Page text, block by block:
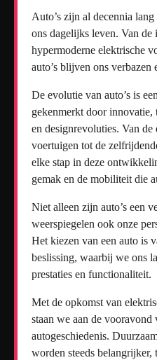
Auto’s zijn al decennia
ons dagelijks leven. Van de
hypermoderne elektrische
auto’s blijven ons verbazen
De evolutie van auto’s is
gekenmerkt door
en designrevoluties. Van de
voertuigen tot de
elke stap in deze
gemak en de mobiliteit die
Niet alleen zijn auto’s een
weerspiegelen ook onze
Het kiezen van een auto is
beslissing, waarbij we ons
prestaties en functionaliteit.
Met de opkomst van
staan we aan de
autogeschiedenis.
worden steeds belangrijker,